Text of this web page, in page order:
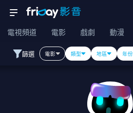
電視頻道 電影 戲劇 動漫
篩選 電影 類型 地區 年份